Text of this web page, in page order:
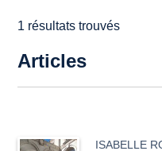
1 résultats trouvés
Articles
ISABELLE